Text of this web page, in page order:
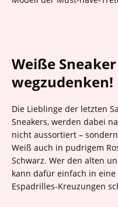
Weiße
wegzudenken!
Die Lieblinge der letzten
Sneakers, werden dabei
nicht aussortiert –
Weiß auch in pudrigem
Schwarz. Wer den alten
kann dafür einfach in
Espadrilles-Kreuzungen